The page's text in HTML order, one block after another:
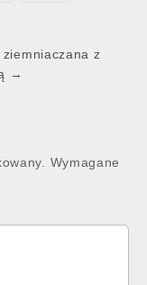
ziemniaczana z
→
Wymagane